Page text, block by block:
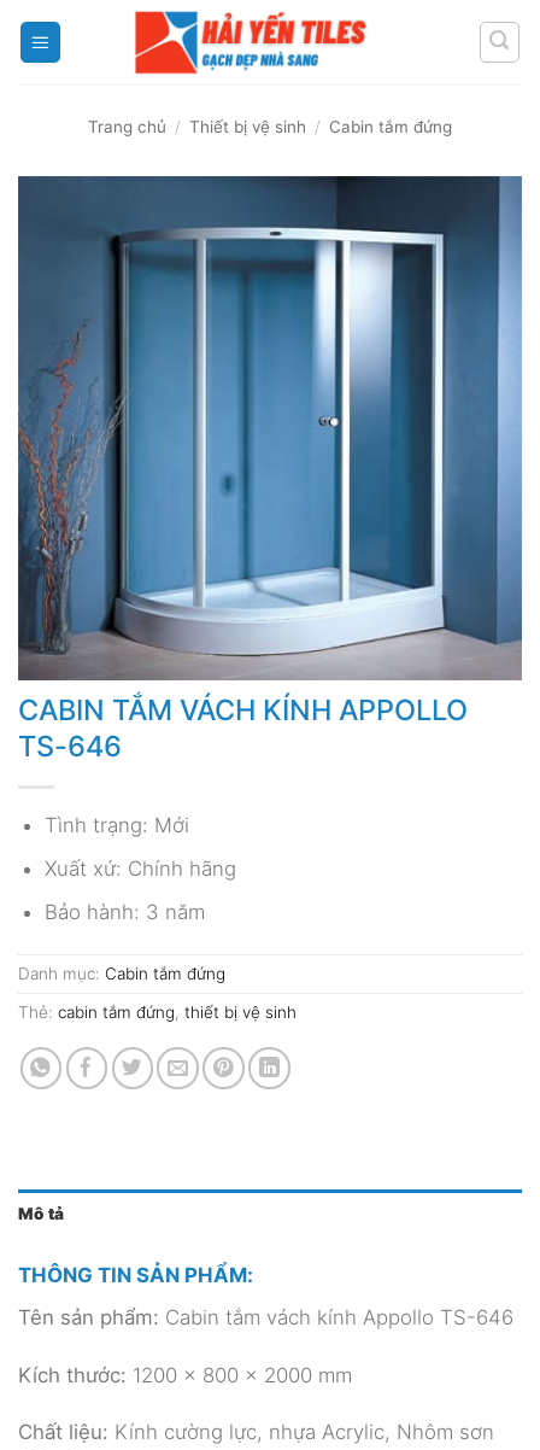
Trang chủ / Thiết bị vệ sinh / Cabin tắm đứng
CABIN TẮM VÁCH KÍNH APPOLLO
TS-646
Tình trạng: Mới
Xuất xứ: Chính hãng
Bảo hành: 3 năm
Danh mục: Cabin tắm đứng
Thẻ: cabin tắm đứng thiết bị vệ sinh
Mô tả
THÔNG TIN SẢN PHẨM:
Tên sản phẩm: Cabin tắm vách kính Appollo TS-646
Kích thước: 1200 x 800 x 2000 mm
Chất liệu: Kính cường lực, nhựa Acrylic, Nhôm sơn